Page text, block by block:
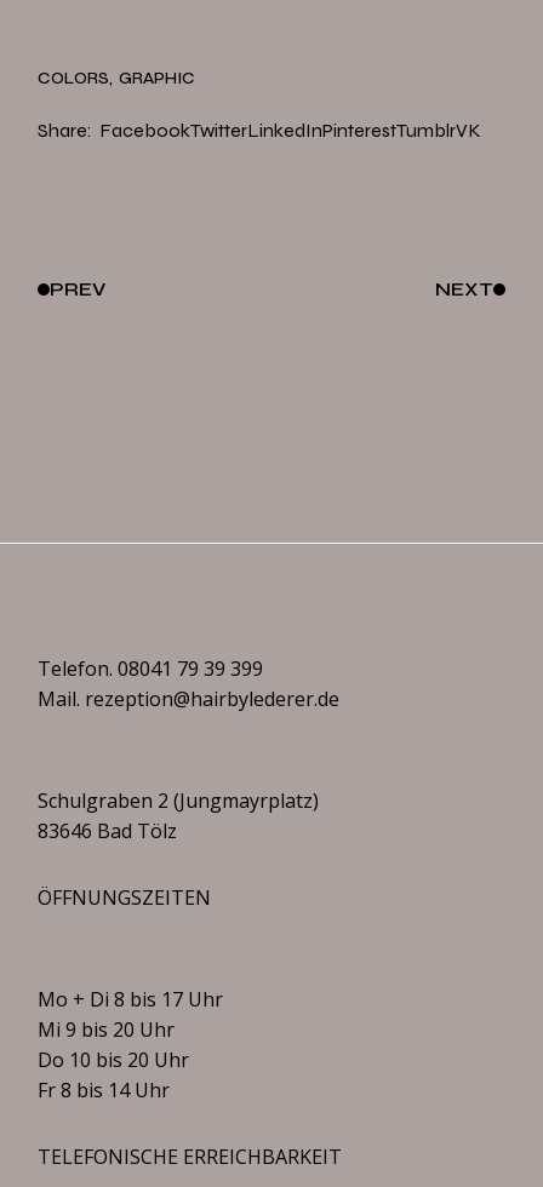
COLORS GRAPHIC
Share: FacebookTwitterLinkedInPinterestTumblrVK
PREV NEXT
Telefon.08041 79 39 399
Mail. rezeption@hairbylederer.de
Schulgraben 2 (Jungmayrplatz)
83646 Bad Tölz
ÖFFNUNGSZEITEN
Mo + Di 8 bis 17 Uhr
Mi 9 bis 20 Uhr
Do 10 bis 20 Uhr
Fr 8 bis 14 Uhr
TELEFONISCHE ERREICHBARKEIT